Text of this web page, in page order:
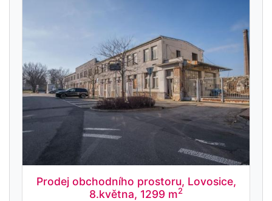
Prodej obchodního prostoru, Lovosice,
8.května, 1299 m2